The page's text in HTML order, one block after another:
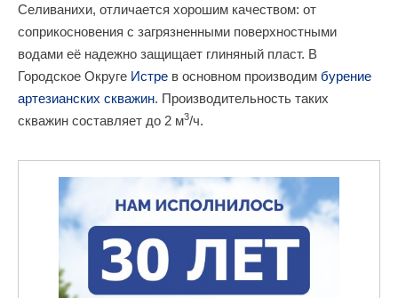
Селиванихи, отличается хорошим качеством: от
соприкосновения с загрязненными поверхностными
водами её надежно защищает глиняный пласт. В
Городское Округе Истре в основном производим бурение
артезианских скважин. Производительность таких
скважин составляет до 2 м3/ч.